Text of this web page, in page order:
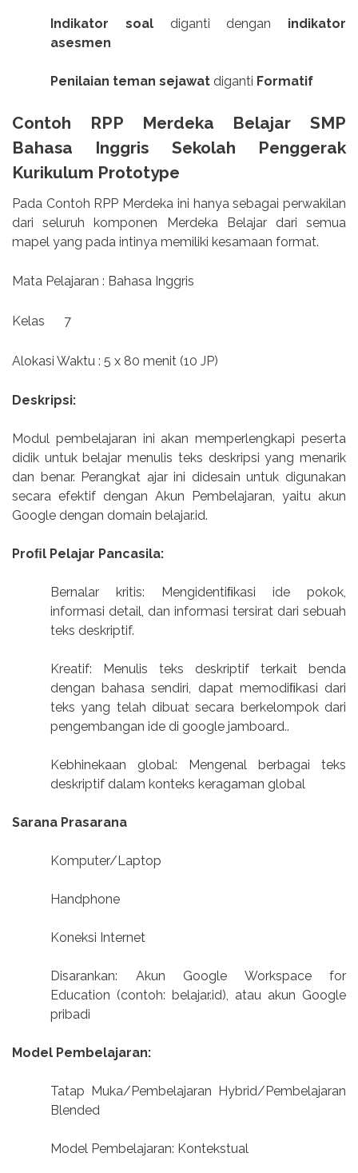
Indikator soaldiganti dengan indikator
asesmen
Penilaian teman sejawat diganti Formatif
Contoh RPP Merdeka Belajar SMP
Bahasa Inggris Sekolah Penggerak
Kurikulum Prototype
Pada Contoh RPP Merdeka ini hanya sebagai perwakilan
dari seluruh komponen Merdeka Belajar dari semua
mapel yang pada intinya memiliki kesamaan format.
Mata Pelajaran : Bahasa Inggris
Kelas 7
Alokasi Waktu : 5 x 80 menit (10 JP)
Deskripsi:
Modul pembelajaran ini akan memperlengkapi peserta
didik untuk belajar menulis teks deskripsi yang menarik
dan benar. Perangkat ajar ini didesain untuk digunakan
secara efektif dengan Akun Pembelajaran, yaitu akun
Google dengan domain belajar.id.
Proﬁl Pelajar Pancasila:
Bernalar kritis: Mengidentiﬁkasi ide pokok,
informasi detail, dan informasi tersirat dari sebuah
teks deskriptif.
Kreatif: Menulis teks deskriptif terkait benda
dengan bahasa sendiri, dapat memodiﬁkasi dari
teks yang telah dibuat secara berkelompok dari
pengembangan ide di google jamboard..
Kebhinekaan global: Mengenal berbagai teks
deskriptif dalam konteks keragaman global
Sarana Prasarana
Komputer/Laptop
Handphone
Koneksi Internet
Disarankan: Akun Google Workspace for
Education (contoh: belajar.id), atau akun Google
pribadi
Model Pembelajaran:
Tatap Muka/Pembelajaran Hybrid/Pembelajaran
Blended
Model Pembelajaran: Kontekstual